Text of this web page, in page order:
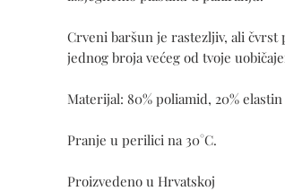
Crveni baršun je rastezljiv, ali
jednog broja većeg od tvoje
Materijal: 80% poliamid, 20% elastin
Pranje u perilici na 30°C.
Proizvedeno u Hrvatskoj